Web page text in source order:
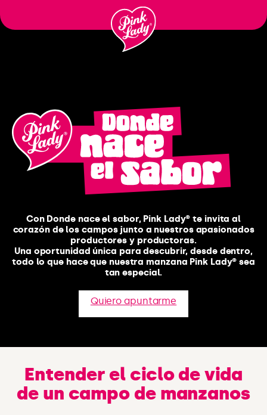
au
Con Donde nace el sabor, Pink Lady® te invita al
corazón de los campos junto a nuestros apasionados
productores y productoras.
Una oportunidad única para descubrir, desde dentro,
todo lo que hace que nuestra manzana Pink Lady® sea
tan especial.
Quiero apuntarme
Entender el ciclo de vida
de un campo de manzanos